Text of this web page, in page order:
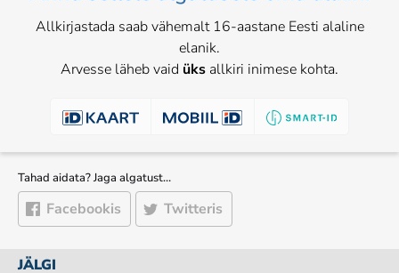
Allkirjastada saab vähemalt 16-aastane Eesti alaline
elanik.
Arvesse läheb vaid üks allkiri inimese kohta.
Tahad aidata? Jaga algatust…
Facebookis Twitteris
JÄLGI